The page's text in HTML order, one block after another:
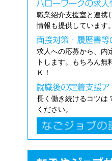
職業紹介支援室と連携
情報も提供しています。
求人への応募から、内
トします。もちろん無
Ｋ！
長く働き続けるコツは
ください。